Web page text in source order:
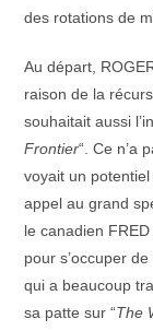
des rotations de
Au départ,
raison de la
souhaitait aussi
Frontier“. Ce n’a
voyait un
appel au grand
le canadien FRED
pour s’occuper
qui a beaucoup
sa patte sur “The